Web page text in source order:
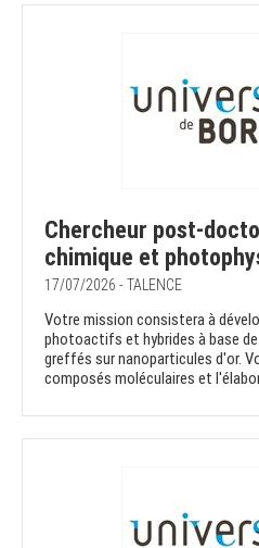
Chercheur post-
chimique et
17/07/2026 - TALENCE
Votre mission consistera à
photoactifs et hybrides à base
greffés sur nanoparticules d'or.
composés moléculaires et